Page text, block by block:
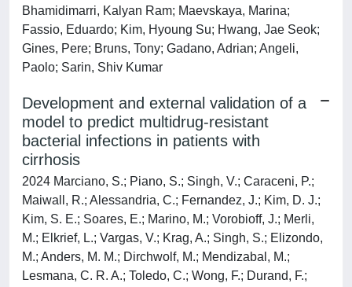
Bhamidimarri, Kalyan Ram; Maevskaya, Marina;
Fassio, Eduardo; Kim, Hyoung Su; Hwang, Jae Seok;
Gines, Pere; Bruns, Tony; Gadano, Adrian; Angeli,
Paolo; Sarin, Shiv Kumar
Development and external validation of a
model to predict multidrug-resistant
bacterial infections in patients with
cirrhosis
2024 Marciano, S.; Piano, S.; Singh, V.; Caraceni, P.;
Maiwall, R.; Alessandria, C.; Fernandez, J.; Kim, D. J.;
Kim, S. E.; Soares, E.; Marino, M.; Vorobioff, J.; Merli,
M.; Elkrief, L.; Vargas, V.; Krag, A.; Singh, S.; Elizondo,
M.; Anders, M. M.; Dirchwolf, M.; Mendizabal, M.;
Lesmana, C. R. A.; Toledo, C.; Wong, F.; Durand, F.;